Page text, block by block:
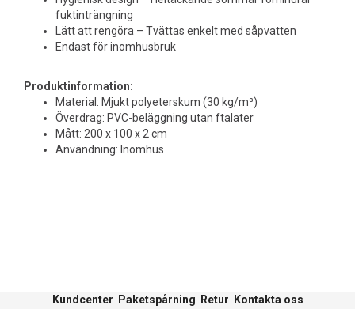
fuktinträngning
Lätt att rengöra – Tvättas enkelt med såpvatten
Endast för inomhusbruk
Produktinformation:
Material: Mjukt polyeterskum (30 kg/m³)
Överdrag: PVC-beläggning utan ftalater
Mått: 200 x 100 x 2 cm
Användning: Inomhus
Kundcenter Paketspårning Retur Kontakta oss